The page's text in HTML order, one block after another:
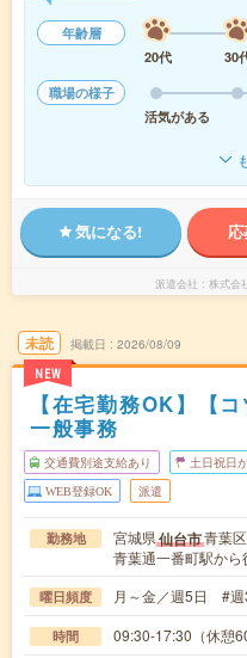
年齢層
20代
30
職場の様子
活気がある
気になる!
派遣会社 株式会
未読
NEW
掲載日 2026/08/09
【在宅勤務OK】【
一般事務
交通費別途支給あり 土日祝日
WEB登録OK 派遣
勤務地 宮城県仙台市青葉区
青葉通一番町駅か
曜日頻度 月～金／週5日 #週
時間 09:30-17:30（休憩